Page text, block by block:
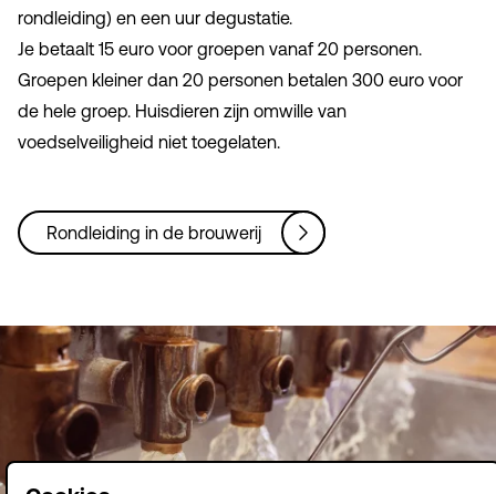
rondleiding) en een uur degustatie.
Je betaalt 15 euro voor groepen vanaf 20 personen.
Groepen kleiner dan 20 personen betalen 300 euro voor
de hele groep. Huisdieren zijn omwille van
voedselveiligheid niet toegelaten.
Rondleiding in de brouwerij